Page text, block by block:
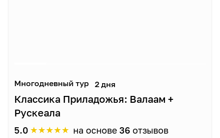
Многодневный тур 2 дня
Классика Приладожья: Валаам +
Рускеала
5.0 ★★★★★ на основе 36 отзывов